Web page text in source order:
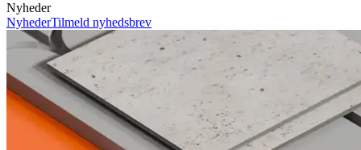
Nyheder
NyhederTilmeld nyhedsbrev